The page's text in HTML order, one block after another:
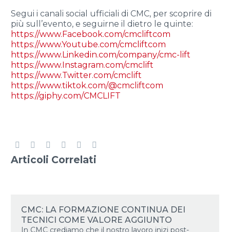
Segui i canali social ufficiali di CMC, per scoprire di
più sull’evento, e seguirne il dietro le quinte:
https://www.Facebook.com/cmcliftcom
https://www.Youtube.com/cmcliftcom
https://www.Linkedin.com/company/cmc-lift
https://www.Instagram.com/cmclift
https://www.Twitter.com/cmclift
https://www.tiktok.com/@cmcliftcom
https://giphy.com/CMCLIFT
Articoli Correlati
CMC: LA FORMAZIONE CONTINUA DEI
TECNICI COME VALORE AGGIUNTO
In CMC crediamo che il nostro lavoro inizi post-